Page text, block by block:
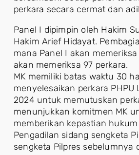
perkara secara cermat dan
Panel I dipimpin oleh Hakim
Hakim Arief Hidayat.
mana Panel I akan
akan memeriksa 97 perkara.
MK memiliki batas waktu 30
menyelesaikan perkara PHPU
2024 untuk memutuskan
menunjukkan komitmen MK
memberikan kepastian
Pengadilan sidang sengketa
sengketa Pilpres sebelumnya